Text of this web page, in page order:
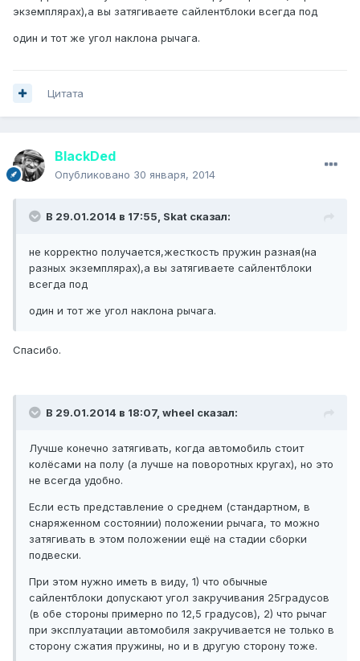
экземплярах),а вы затягиваете сайлентблоки всегда под
один и тот же угол наклона рычага.
Цитата
BlackDed
Опубликовано 30 января, 2014
В 29.01.2014 в 17:55, Skat сказал:
не корректно получается,жесткость пружин разная(на
разных экземплярах),а вы затягиваете сайлентблоки
всегда под
один и тот же угол наклона рычага.
Спасибо.
В 29.01.2014 в 18:07, wheel сказал:
Лучше конечно затягивать, когда автомобиль стоит
колёсами на полу (а лучше на поворотных кругах), но это
не всегда удобно.
Если есть представление о среднем (стандартном, в
снаряженном состоянии) положении рычага, то можно
затягивать в этом положении ещё на стадии сборки
подвески.
При этом нужно иметь в виду, 1) что обычные
сайлентблоки допускают угол закручивания 25градусов
(в обе стороны примерно по 12,5 градусов), 2) что рычаг
при эксплуатации автомобиля закручивается не только в
сторону сжатия пружины, но и в другую сторону тоже.